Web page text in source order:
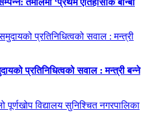
प्रतिनिधित्वको सवाल : मन्त्री बन्ने